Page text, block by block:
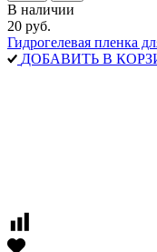
В наличии
20 руб.
Гидрогелевая пленка
ДОБАВИТЬ В